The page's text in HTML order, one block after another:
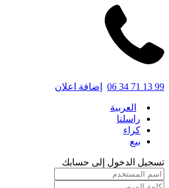
06 34 71 13 99 إضافة اعلان
العربية
راسلنا
كراء
بيع
تسجيل الدخول إلى حسابك